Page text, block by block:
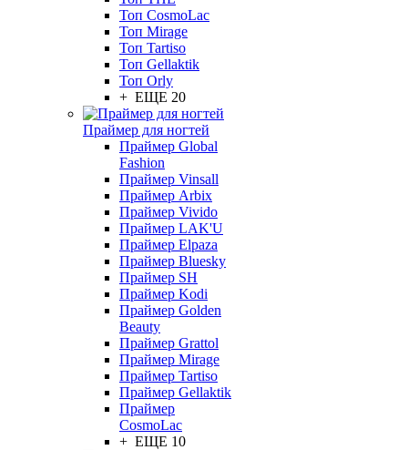
Топ CosmoLac
Топ Mirage
Топ Tartiso
Топ Gellaktik
Топ Orly
+ ЕЩЕ 20
Праймер для ногтей
Праймер Global
Fashion
Праймер Vinsall
Праймер Arbix
Праймер Vivido
Праймер LAK'U
Праймер Elpaza
Праймер Bluesky
Праймер SH
Праймер Kodi
Праймер Golden
Beauty
Праймер Grattol
Праймер Mirage
Праймер Tartiso
Праймер Gellaktik
Праймер
CosmoLac
+ ЕЩЕ 10